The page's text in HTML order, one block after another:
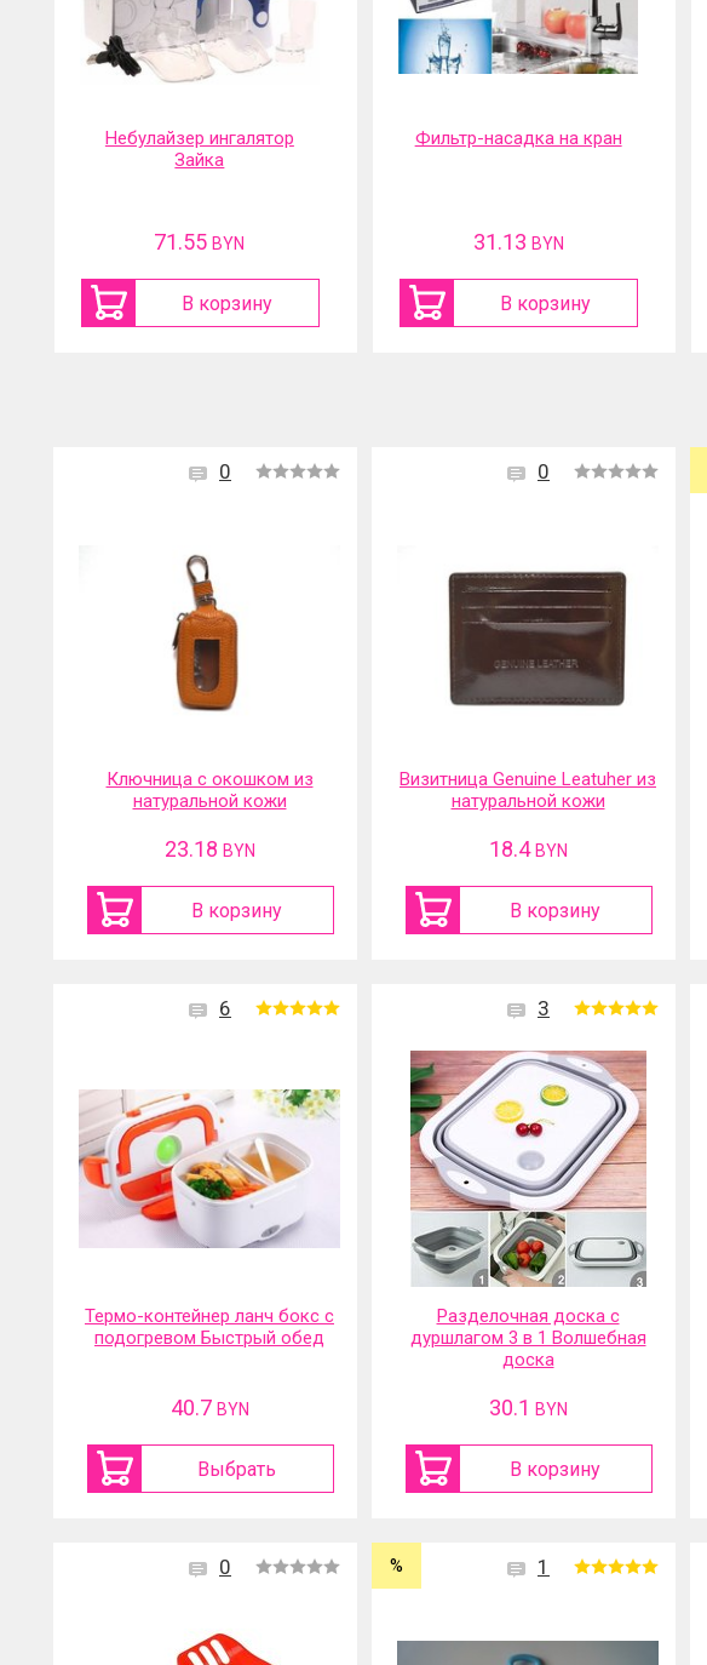
Фильтр-насадка на кран
31.13 BYN
В корзину
Коврик садовый под
12.7BYN
В корзину
0
Ключница с окошком из
натуральной кожи
23.18 BYN
В корзину
0
Визитница Genuine Leatuher из
натуральной кожи
18.4BYN
В корзину
6
Термо-контейнер ланч бокс с
подогревом Быстрый обед
40.7 BYN
Выбрать
3
Разделочная доска с
дуршлагом 3 в 1 Волшебная
доска
30.1 BYN
В корзину
0 1
%